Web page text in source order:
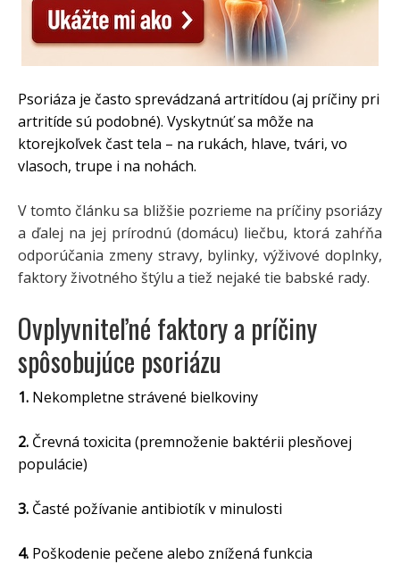
Psoriáza je často sprevádzaná artritídou (aj príčiny pri
artritíde sú podobné). Vyskytnúť sa môže na
ktorejkoľvek čast tela – na rukách, hlave, tvári, vo
vlasoch, trupe i na nohách.
V tomto článku sa bližšie pozrieme na príčiny psoriázy
a ďalej na jej prírodnú (domácu) liečbu, ktorá zahŕňa
odporúčania zmeny stravy, bylinky, výživové doplnky,
faktory životného štýlu a tiež nejaké tie babské rady.
Ovplyvniteľné faktory a príčiny
spôsobujúce psoriázu
1. Nekompletne strávené bielkoviny
2. Črevná toxicita (premnoženie baktérii plesňovej
populácie)
3. Časté požívanie antibiotík v minulosti
4. Poškodenie pečene alebo znížená funkcia